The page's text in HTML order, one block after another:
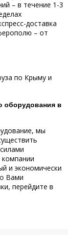
– в течение 1-3
доставка
– от
по Крыму и
оборудования в
мы
и экономически
Вами
перейдите в